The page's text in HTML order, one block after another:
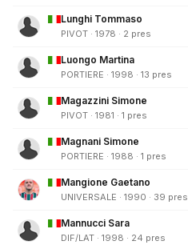
Lunghi Tommaso
PIVOT · 1978 · 2 pres
Luongo Martina
PORTIERE · 1998 · 13 pres
Magazzini Simone
PIVOT · 1981 · 1 pres
Magnani Simone
PORTIERE · 1988 · 1 pres
Mangione Gaetano
UNIVERSALE · 1990 · 39 pres
Mannucci Sara
DIF/LAT · 1998 · 24 pres